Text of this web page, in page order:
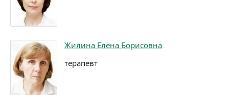
Жилина Елена Борисовна
терапевт